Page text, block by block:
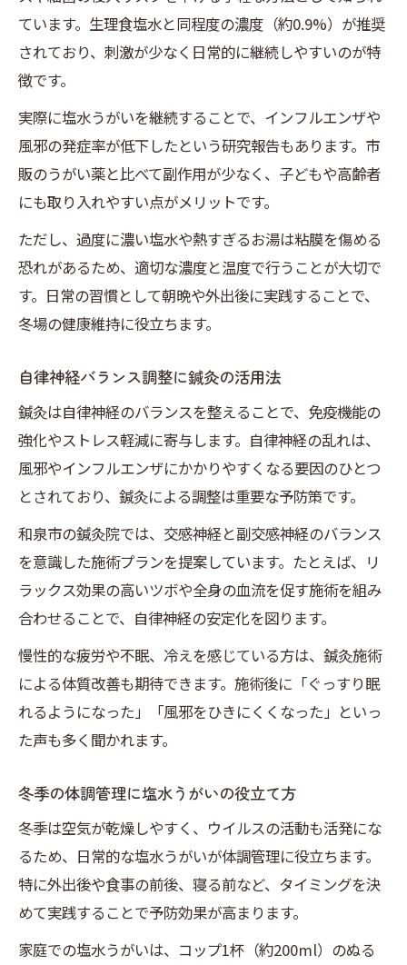
ています。生理食塩水と同程度の濃度（約0.9%）が推奨
されており、刺激が少なく日常的に継続しやすいのが特
徴です。
実際に塩水うがいを継続することで、インフルエンザや
風邪の発症率が低下したという研究報告もあります。市
販のうがい薬と比べて副作用が少なく、子どもや高齢者
にも取り入れやすい点がメリットです。
ただし、過度に濃い塩水や熱すぎるお湯は粘膜を傷める
恐れがあるため、適切な濃度と温度で行うことが大切で
す。日常の習慣として朝晩や外出後に実践することで、
冬場の健康維持に役立ちます。
自律神経バランス調整に鍼灸の活用法
鍼灸は自律神経のバランスを整えることで、免疫機能の
強化やストレス軽減に寄与します。自律神経の乱れは、
風邪やインフルエンザにかかりやすくなる要因のひとつ
とされており、鍼灸による調整は重要な予防策です。
和泉市の鍼灸院では、交感神経と副交感神経のバランス
を意識した施術プランを提案しています。たとえば、リ
ラックス効果の高いツボや全身の血流を促す施術を組み
合わせることで、自律神経の安定化を図ります。
慢性的な疲労や不眠、冷えを感じている方は、鍼灸施術
による体質改善も期待できます。施術後に「ぐっすり眠
れるようになった」「風邪をひきにくくなった」といっ
た声も多く聞かれます。
冬季の体調管理に塩水うがいの役立て方
冬季は空気が乾燥しやすく、ウイルスの活動も活発にな
るため、日常的な塩水うがいが体調管理に役立ちます。
特に外出後や食事の前後、寝る前など、タイミングを決
めて実践することで予防効果が高まります。
家庭での塩水うがいは、コップ1杯（約200ml）のぬる